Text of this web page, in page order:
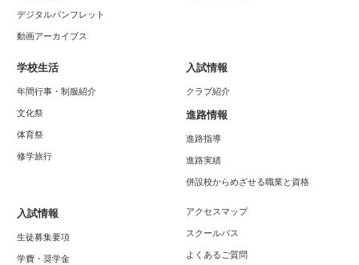
デジタルパンフレット
動画アーカイブス
学校生活
年間行事・制服紹介
文化祭
体育祭
修学旅行
入試情報
クラブ紹介
進路情報
進路指導
進路実績
併設校からめざせる職業と資格
入試情報
生徒募集要項
学費・奨学金
アクセスマップ
スクールバス
よくあるご質問